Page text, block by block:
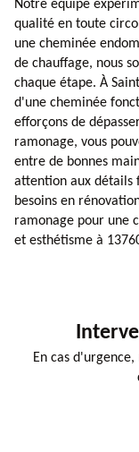
Notre équipe
qualité en toute
une cheminée
de chauffage, nous
chaque étape. À
d'une cheminée
efforçons de
ramonage, vous
entre de bonnes
attention aux détails
besoins en
ramonage pour une
et esthétisme à
En cas